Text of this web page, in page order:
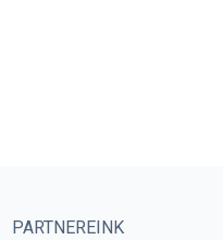
PARTNEREINK